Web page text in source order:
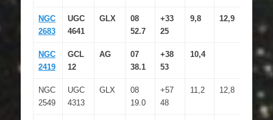
NGC
2683
UGC
4641
GLX
08
52.7
+33
25
9,8 12,9
NGC
2419
GCL
12
AG
07
38.1
+38
53
10,4 6.2′
NGC
2549
UGC
4313
GLX
08
19.0
+57
48
11,2 12,8